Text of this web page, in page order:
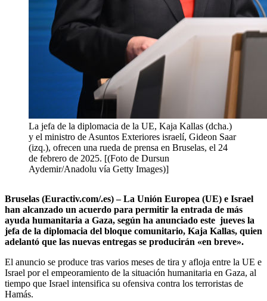
La jefa de la diplomacia de la UE, Kaja Kallas (dcha.)
y el ministro de Asuntos Exteriores israelí, Gideon Saar
(izq.), ofrecen una rueda de prensa en Bruselas, el 24
de febrero de 2025. [(Foto de Dursun
Aydemir/Anadolu vía Getty Images)]
Bruselas (Euractiv.com/.es) – La Unión Europea (UE) e Israel
han alcanzado un acuerdo para permitir la entrada de más
ayuda humanitaria a Gaza, según ha anunciado este jueves la
jefa de la diplomacia del bloque comunitario, Kaja Kallas, quien
adelantó que las nuevas entregas se producirán «en breve».
El anuncio se produce tras varios meses de tira y afloja entre la UE e
Israel por el empeoramiento de la situación humanitaria en Gaza, al
tiempo que Israel intensifica su ofensiva contra los terroristas de
Hamás.